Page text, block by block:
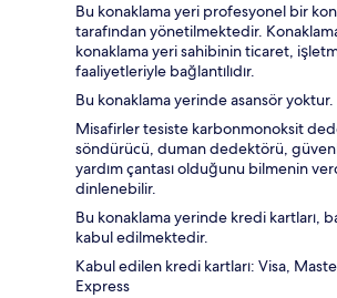
Bu konaklama yeri profesyonel bir
tarafından yönetilmektedir.
konaklama yeri sahibinin ticaret,
faaliyetleriyle bağlantılıdır.
Bu konaklama yerinde asansör yoktur.
Misafirler tesiste karbonmonoksit
söndürücü, duman dedektörü,
yardım çantası olduğunu bilmenin
dinlenebilir.
Bu konaklama yerinde kredi kartları,
kabul edilmektedir.
Kabul edilen kredi kartları: Visa,
Express